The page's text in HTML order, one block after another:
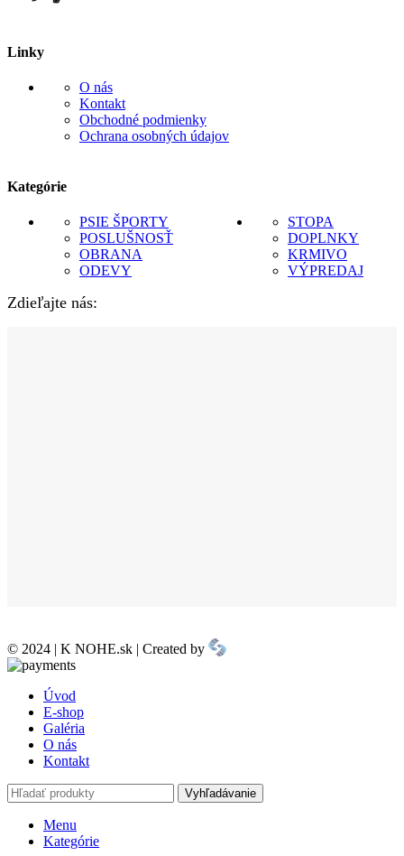
Linky
O nás
Kontakt
Obchodné podmienky
Ochrana osobných údajov
Kategórie
PSIE ŠPORTY
POSLUŠNOSŤ
OBRANA
ODEVY
STOPA
DOPLNKY
KRMIVO
VÝPREDAJ
Zdieľajte nás:
© 2024 | K NOHE.sk | Created by
Úvod
E-shop
Galéria
O nás
Kontakt
Vyhľadávanie
Menu
Kategórie